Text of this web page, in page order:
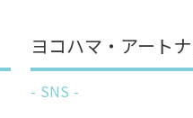
ヨコハマ・アート
SNS